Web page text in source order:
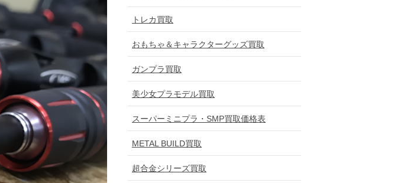
トレカ買取
おもちゃ＆キャラクターグッズ買取
ガンプラ買取
美少女プラモデル買取
スーパーミニプラ・SMP買取価格表
METAL BUILD買取
超合金シリーズ買取